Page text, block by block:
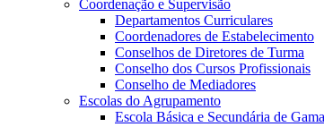
Coordenação e Supervisão
Departamentos Curriculares
Coordenadores de Estabelecimento
Conselhos de Diretores de Turma
Conselho dos Cursos Profissionais
Conselho de Mediadores
Escolas do Agrupamento
Escola Básica e Secundária de